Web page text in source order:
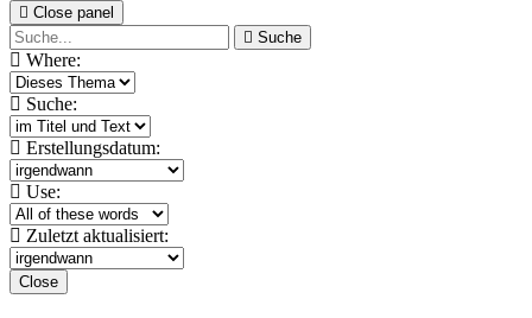
Close panel
Suche
Where:
Suche:
Erstellungsdatum:
Use:
Zuletzt aktualisiert:
Close